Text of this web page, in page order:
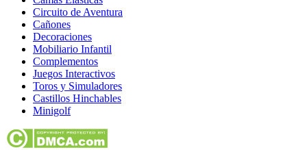
Circuito de Aventura
Cañones
Decoraciones
Mobiliario Infantil
Complementos
Juegos Interactivos
Toros y Simuladores
Castillos Hinchables
Minigolf